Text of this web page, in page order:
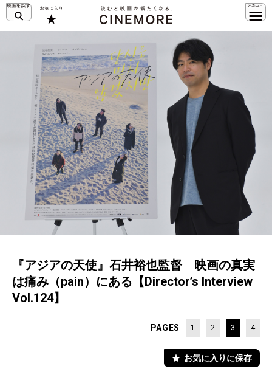
『アジアの天使』石井裕也監督 映画の真実
は痛み（pain）にある【Director’s Interview
Vol.124】
PAGES 1 2 3 4
お気に入りに保存